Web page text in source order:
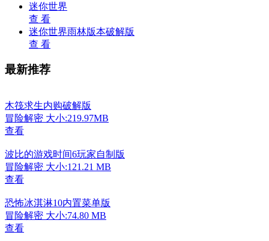
迷你世界
查 看
迷你世界雨林版本破解版
查 看
最新推荐
木筏求生内购破解版
冒险解密 大小:219.97MB
查看
波比的游戏时间6玩家自制版
冒险解密 大小:121.21 MB
查看
恐怖冰淇淋10内置菜单版
冒险解密 大小:74.80 MB
查看